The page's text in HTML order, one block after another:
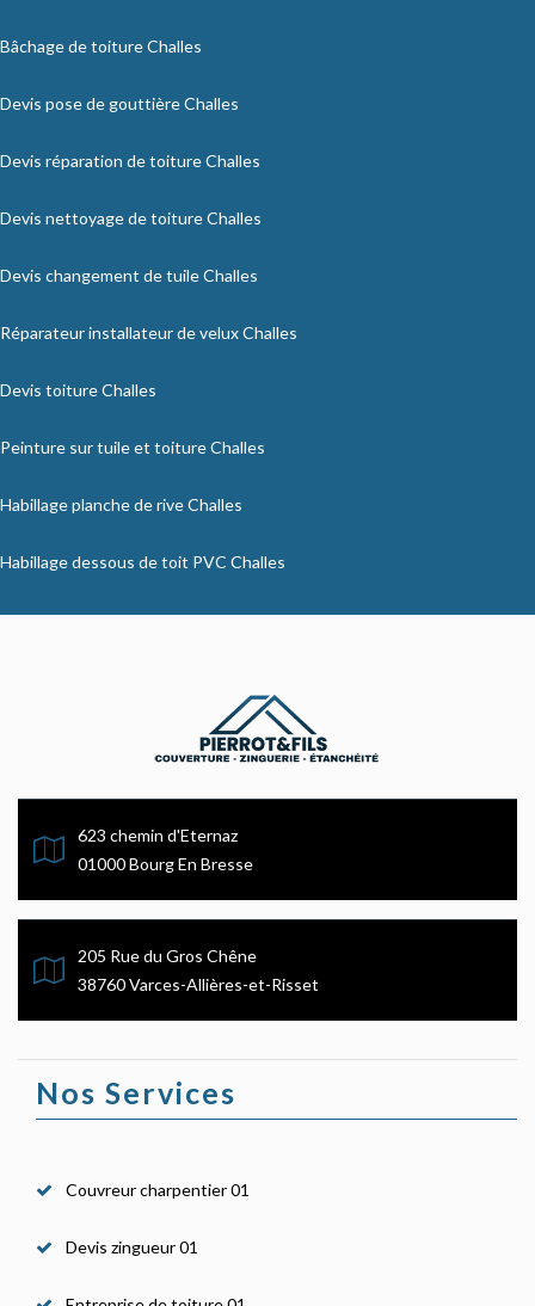
Bâchage de toiture Challes
Devis pose de gouttière Challes
Devis réparation de toiture Challes
Devis nettoyage de toiture Challes
Devis changement de tuile Challes
Réparateur installateur de velux Challes
Devis toiture Challes
Peinture sur tuile et toiture Challes
Habillage planche de rive Challes
Habillage dessous de toit PVC Challes
623 chemin d'Eternaz
01000 Bourg En Bresse
205 Rue du Gros Chêne
38760 Varces-Allières-et-Risset
Nos Services
Couvreur charpentier 01
Devis zingueur 01